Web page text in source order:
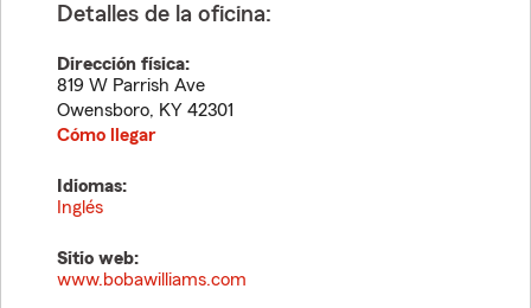
Detalles de la oficina:
Dirección física:
819 W Parrish Ave
Owensboro, KY 42301
Cómo llegar
Idiomas:
Inglés
Sitio web:
www.bobawilliams.com